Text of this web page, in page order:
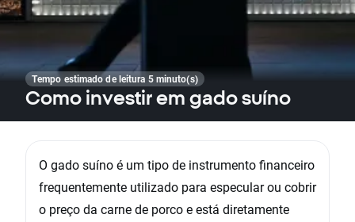
Tempo estimado de leitura 5 minuto(s)
Como investir em gado suíno
O gado suíno é um tipo de instrumento financeiro
frequentemente utilizado para especular ou cobrir
o preço da carne de porco e está diretamente